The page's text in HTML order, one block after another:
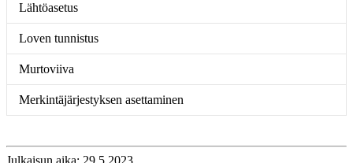
Lähtöasetus
Loven tunnistus
Murtoviiva
Merkintäjärjestyksen asettaminen
Julkaisun aika: 29.5.2023